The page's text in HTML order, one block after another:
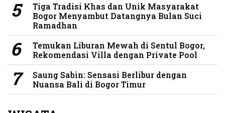
Tiga Tradisi Khas dan Unik Masyarakat
Bogor Menyambut Datangnya Bulan Suci
Ramadhan
Temukan Liburan Mewah di Sentul Bogor,
Rekomendasi Villa dengan Private Pool
Saung Sabin: Sensasi Berlibur dengan
Nuansa Bali di Bogor Timur